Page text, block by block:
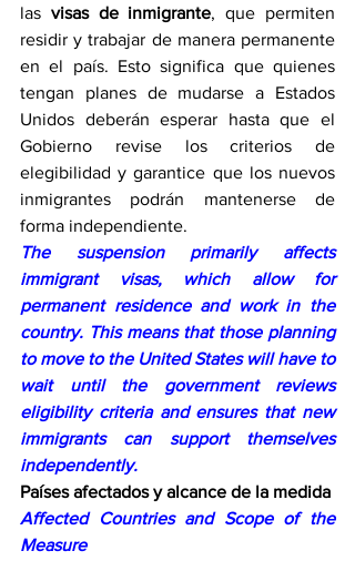
las visas de inmigrante, que permiten
residir y trabajar de manera permanente
en el país. Esto significa que quienes
tengan planes de mudarse a Estados
Unidos deberán esperar hasta que el
Gobierno revise los criterios de
elegibilidad y garantice que los nuevos
inmigrantes podrán mantenerse de
forma independiente.
The suspension primarily affects
immigrant visas, which allow for
permanent residence and work in the
country. This means that those planning
to move to the United States will have to
wait until the government reviews
eligibility criteria and ensures that new
immigrants can support themselves
independently.
Países afectados y alcance de la medida
Affected Countries and Scope of the
Measure